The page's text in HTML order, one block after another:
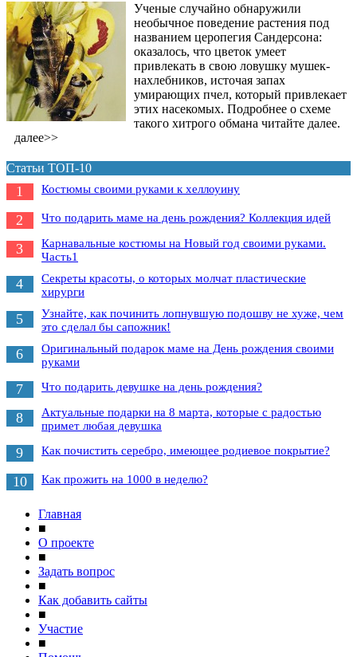
Ученые случайно обнаружили
необычное поведение растения под
названием церопегия Сандерсона:
оказалось, что цветок умеет
привлекать в свою ловушку мушек-
нахлебников, источая запах
умирающих пчел, который привлекает
этих насекомых. Подробнее о схеме
такого хитрого обмана читайте далее.
далее>>
Статьи ТОП-10
1 Костюмы своими руками к хеллоуину
2 Что подарить маме на день рождения? Коллекция идей
3
Карнавальные костюмы на Новый год своими руками.
Часть1
4
Секреты красоты, о которых молчат пластические
хирурги
5
Узнайте, как починить лопнувшую подошву не хуже, чем
это сделал бы сапожник!
6
Оригинальный подарок маме на День рождения своими
руками
7 Что подарить девушке на день рождения?
8
Актуальные подарки на 8 марта, которые с радостью
примет любая девушка
9 Как почистить серебро, имеющее родиевое покрытие?
10 Как прожить на 1000 в неделю?
Главная
■
О проекте
■
Задать вопрос
■
Как добавить сайты
■
Участие
■